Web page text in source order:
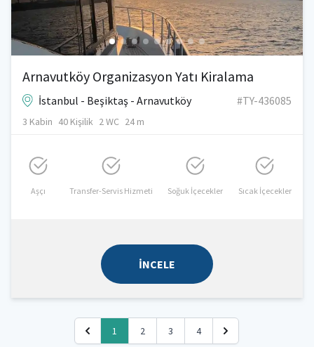
Arnavutköy Organizasyon Yatı Kiralama
İstanbul - Beşiktaş - Arnavutköy #TY-436085
3 Kabin 40 Kişilik 2 WC 24 m
Aşçı Transfer-Servis Hizmeti Soğuk İçecekler Sıcak İçecekler
İNCELE
1 2 3 4